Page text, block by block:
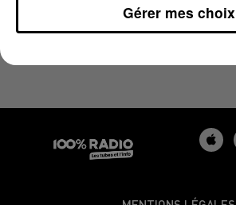
Gérer mes choix